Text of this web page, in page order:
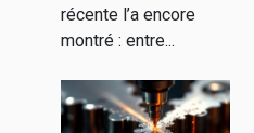
récente l’a encore
montré : entre...